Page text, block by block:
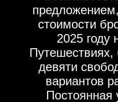
стоимости
2025 году
Путешествиях,
девяти
вариантов
Постоянная